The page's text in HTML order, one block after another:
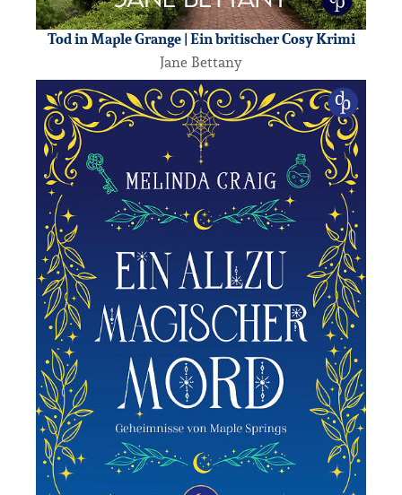
Tod in Maple Grange | Ein britischer Cosy Krimi
Jane Bettany